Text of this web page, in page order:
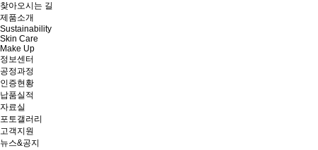
찾아오시는 길
제품소개
Sustainability
Skin Care
Make Up
정보센터
공정과정
인증현황
납품실적
자료실
포토갤러리
고객지원
뉴스&공지